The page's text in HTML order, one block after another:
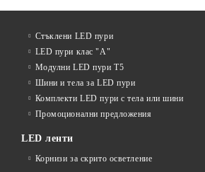
Стъклени LED пури
LED пури клас "А"
Модулни LED пури T5
Шини и тела за LED пури
Комплекти LED пури с тела или шини
Промоционални предложения
LED ленти
Корнизи за скрито осветление